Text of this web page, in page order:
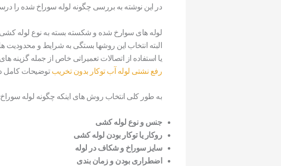
در این نوشته به بررسی چگونه لوله سوراخ شده را
لوله های سوارخ شده و شکسته بسته به نوع لوله
البته انتخاب این روشها بستگی به شرایط و
یا استفاده از اتصالات تعمیراتی خاص از جمله
رفع نشتی لوله آب توکار بدون تخریب توضیحات کامل
به طور کلی انتخاب روش های اینکه چگونه لوله
جنس و نوع لوله کشی
روکار یا توکار بودن لوله کشی
سایز سوراخ و شکاف در لوله
اضطراری بودن و زمان بندی